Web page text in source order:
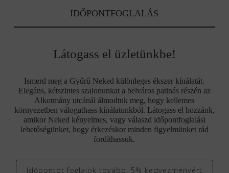
IDŐPONTFOGLALÁS
Látogass el üzletünkbe!
Ismerd meg a Gyűrű Neked különleges ékszer kínálatát.
Elegáns, kétszintes szalonunkat a belváros patinás részén az
Alkotmány utcánál álmodtuk meg, hogy kellemes
környezetben válogathass kínálatunkból. Látogass el hozzánk,
amikor Neked kényelmes, vagy válaszd időpontfoglalási
lehetőségünket, hogy érkezéskor minden figyelmünket rád
fordíthassuk.
Időpontot foglalok további 5% kedvezményért